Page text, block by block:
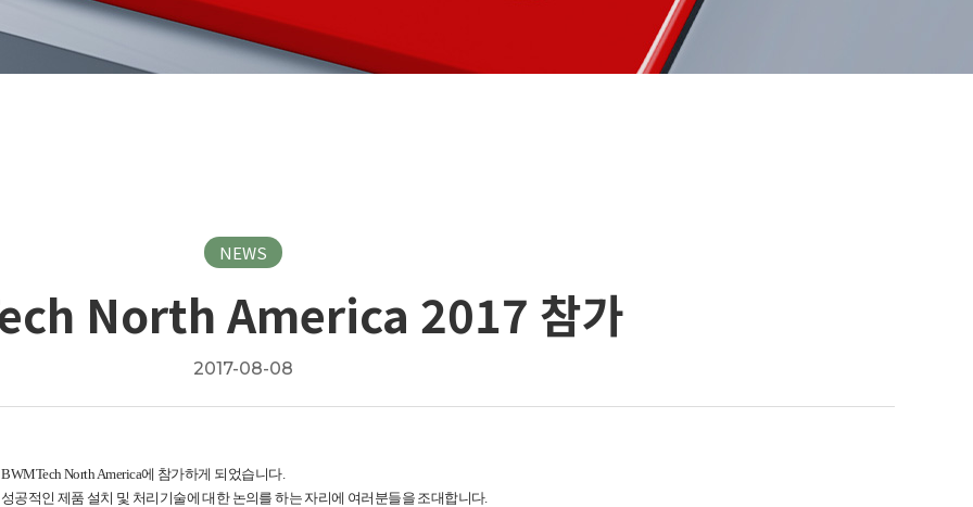
NEWS
North America 2017 참가
2017-08-08
North America에 참가하게 되었습니다.
공적인 제품 설치 및 처리기술에 대한 논의를 하는 자리에 여러분들을 조대합니다.